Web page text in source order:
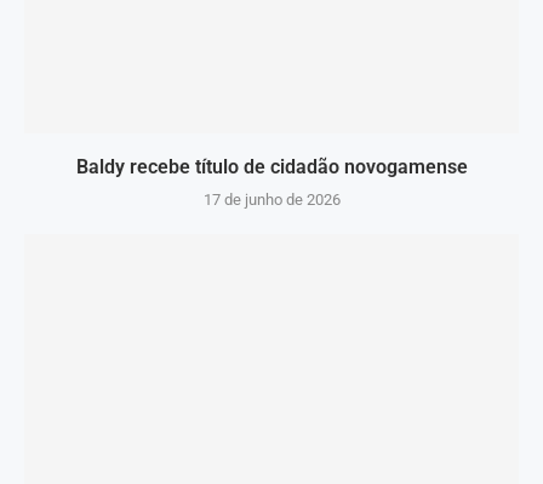
Baldy recebe título de cidadão novogamense
17 de junho de 2026